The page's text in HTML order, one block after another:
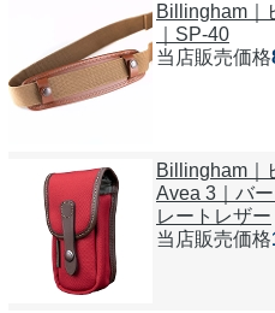
Billingham｜
｜SP-40
当店販売価格
Billingham｜
Avea 3｜バ
レートレザー
当店販売価格